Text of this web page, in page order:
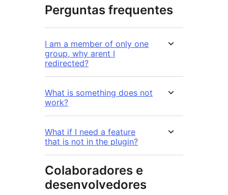
Perguntas frequentes
I am a member of only one
group, why arent I
redirected?
What is something does not
work?
What if I need a feature
that is not in the plugin?
Colaboradores e
desenvolvedores